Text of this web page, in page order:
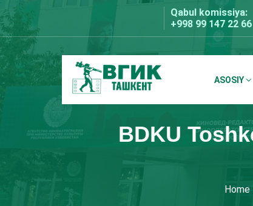
Skip
to
content
Qabul komissiya:
+998 99 147 22 66
BDKU Toshkent
ASOSIY
BDKU
Home